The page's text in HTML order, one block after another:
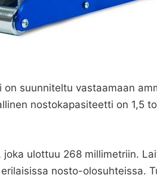
suunniteltu vastaamaan
nostokapasiteetti on 1,5
ulottuu 268 millimetriin.
nosto-olosuhteissa.